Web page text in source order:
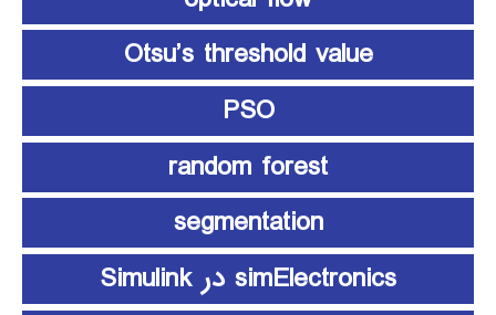
Otsu’s threshold value
PSO
random forest
segmentation
simElectronics در Simulink